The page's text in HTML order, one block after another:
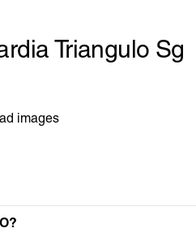
Triangulo Sg
images